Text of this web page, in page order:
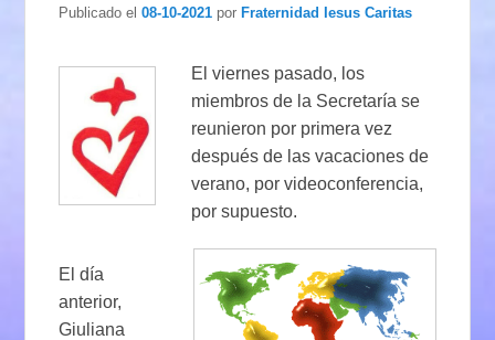
Publicado el 08-10-2021 porFraternidad Iesus Caritas
El viernes pasado, los
miembros de la Secretaría se
reunieron por primera vez
después de las vacaciones de
verano, por videoconferencia,
por supuesto.
El día
anterior,
Giuliana